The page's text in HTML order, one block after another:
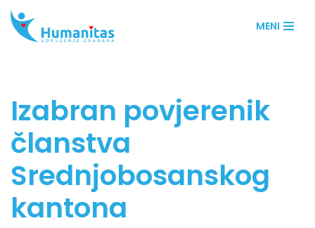
Skip
MENI
Izabran povjerenik
članstva
Srednjobosanskog
kantona